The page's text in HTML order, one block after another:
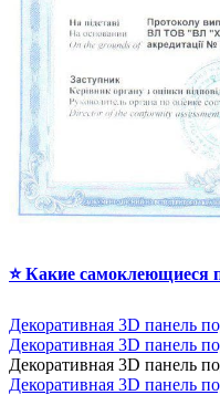
⭐ Какие самоклеющиеся
Декоративная 3D панель
Декоративная 3D панель
Декоративная 3D панель
Декоративная 3D панель